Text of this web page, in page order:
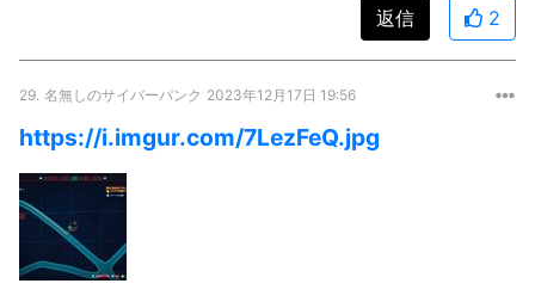
返信
2
29. 名無しのサイバーパンク 2023年12月17日 19:56
https://i.imgur.com/7LezFeQ.jpg